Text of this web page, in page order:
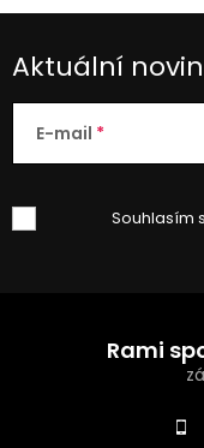
Aktuální
E-mail
Souhlasím
Rami